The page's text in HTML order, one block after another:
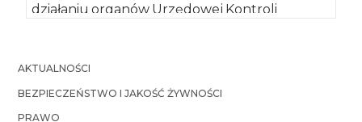
działaniu organów Urzędowej Kontroli
AKTUALNOŚCI
BEZPIECZEŃSTWO I JAKOŚĆ ŻYWNOŚCI
PRAWO